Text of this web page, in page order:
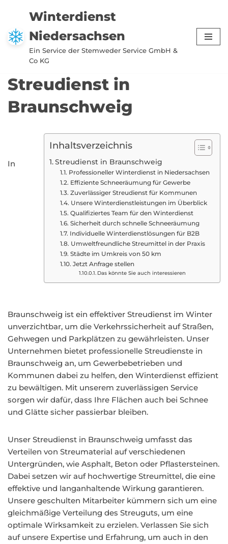
Zum
Inhalt
springen
Winterdienst
Niedersachsen
Ein Service der Stemweder Service GmbH &
Co KG
Streudienst in
Braunschweig
Inhaltsverzeichnis
Streudienst in Braunschweig
Professioneller Winterdienst in Niedersachsen
Effiziente Schneeräumung für Gewerbe
Zuverlässiger Streudienst für Kommunen
Unsere Winterdienstleistungen im Überblick
Qualifiziertes Team für den Winterdienst
Sicherheit durch schnelle Schneeräumung
Individuelle Winterdienstlösungen für B2B
Umweltfreundliche Streumittel in der Praxis
Städte im Umkreis von 50 km
Jetzt Anfrage stellen
Das könnte Sie auch interessieren
In
Braunschweig ist ein effektiver Streudienst im Winter
unverzichtbar, um die Verkehrssicherheit auf Straßen,
Gehwegen und Parkplätzen zu gewährleisten. Unser
Unternehmen bietet professionelle Streudienste in
Braunschweig an, um Gewerbebetrieben und
Kommunen dabei zu helfen, den Winterdienst effizient
zu bewältigen. Mit unserem zuverlässigen Service
sorgen wir dafür, dass Ihre Flächen auch bei Schnee
und Glätte sicher passierbar bleiben.
Unser Streudienst in Braunschweig umfasst das
Verteilen von Streumaterial auf verschiedenen
Untergründen, wie Asphalt, Beton oder Pflastersteinen.
Dabei setzen wir auf hochwertige Streumittel, die eine
effektive und langanhaltende Wirkung garantieren.
Unsere geschulten Mitarbeiter kümmern sich um eine
gleichmäßige Verteilung des Streuguts, um eine
optimale Wirksamkeit zu erzielen. Verlassen Sie sich
auf unsere Expertise und Erfahrung, um auch in den